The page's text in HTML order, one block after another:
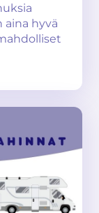
hyvä